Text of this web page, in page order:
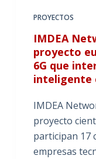
PROYECTOS
IMDEA
proyecto
6G que
inteligente
IMDEA
proyecto
participan 17
empresas